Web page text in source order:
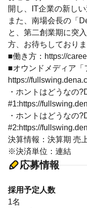
開し、IT企業の新し
また、南場会長の「
と、第二創業期に突
方、お待ちしており
■働き方：https://
■オウンドメディア「
https://
・ホントはどうなの
#1:https://
・ホントはどうなの
#2:https://
決算情報：決算期 売
※決済単位：連結
応募情報
採用予定人数
1名